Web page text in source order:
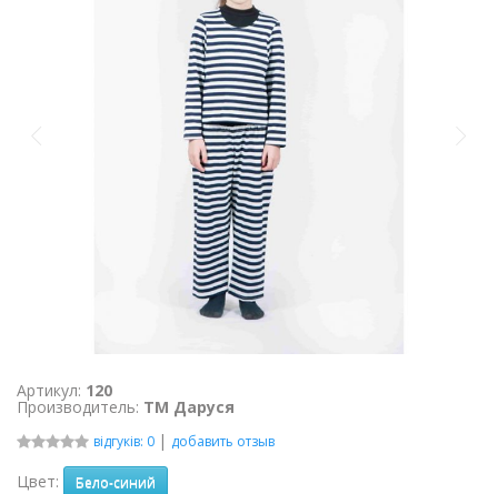
Артикул: 120
Производитель: ТМ Даруся
відгуків: 0 | добавить отзыв
Цвет: Бело-синий